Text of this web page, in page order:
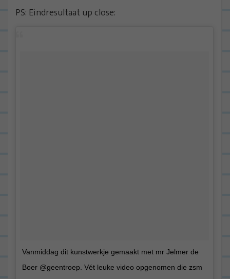
PS: Eindresultaat up close:
Vanmiddag dit kunstwerkje gemaakt met mr Jelmer de
Boer @geentroep. Vét leuke video opgenomen die zsm